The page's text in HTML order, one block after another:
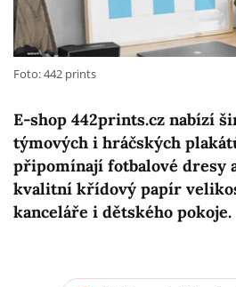
E-shop 442prints.cz nabízí
týmových i hráčských
připomínají fotbalové dresy
kvalitní křídový papír
kanceláře i dětského pokoje.
Foto: 442 prints